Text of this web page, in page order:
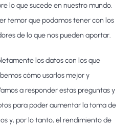
lo que sucede en nuestro mundo.
temor que podamos tener con los
de lo que nos pueden aportar.
los datos con los que
cómo usarlos mejor y
a responder estas preguntas y
para poder aumentar la toma de
y, por lo tanto, el rendimiento de